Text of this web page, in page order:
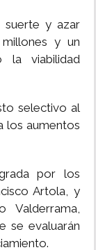
y azar
y un
la viabilidad
selectivo al
los aumentos
por los
Artola, y
Valderrama,
se evaluarán